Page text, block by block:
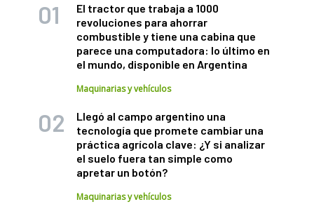
El tractor que trabaja a 1000
revoluciones para ahorrar
combustible y tiene una cabina que
parece una computadora: lo último en
el mundo, disponible en Argentina
Maquinarias y vehículos
Llegó al campo argentino una
tecnología que promete cambiar una
práctica agrícola clave: ¿Y si analizar
el suelo fuera tan simple como
apretar un botón?
Maquinarias y vehículos